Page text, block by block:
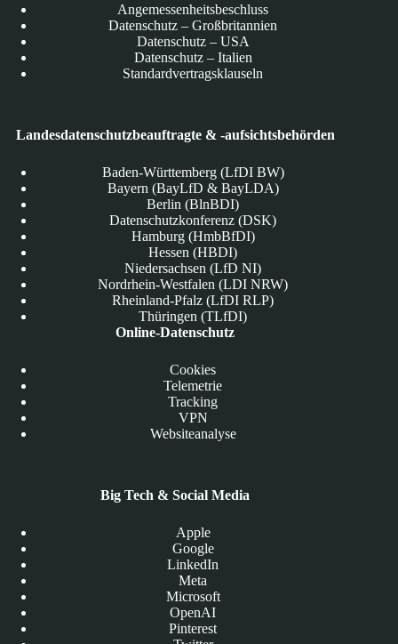
Angemessenheitsbeschluss
Datenschutz – Großbritannien
Datenschutz – USA
Datenschutz – Italien
Standardvertragsklauseln
Landesdatenschutzbeauftragte & -aufsichtsbehörden
Baden-Württemberg (LfDI BW)
Bayern (BayLfD & BayLDA)
Berlin (BlnBDI)
Datenschutzkonferenz (DSK)
Hamburg (HmbBfDI)
Hessen (HBDI)
Niedersachsen (LfD NI)
Nordrhein-Westfalen (LDI NRW)
Rheinland-Pfalz (LfDI RLP)
Thüringen (TLfDI)
Online-Datenschutz
Cookies
Telemetrie
Tracking
VPN
Websiteanalyse
Big Tech & Social Media
Apple
Google
LinkedIn
Meta
Microsoft
OpenAI
Pinterest